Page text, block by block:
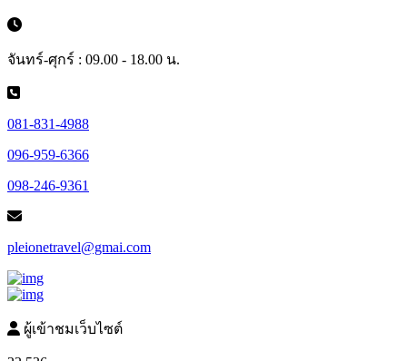
จันทร์-ศุกร์ : 09.00 - 18.00 น.
081-831-4988
096-959-6366
098-246-9361
pleionetravel@gmai.com
ผู้เข้าชมเว็บไซต์